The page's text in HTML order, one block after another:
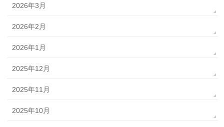
2026年3月
2026年2月
2026年1月
2025年12月
2025年11月
2025年10月